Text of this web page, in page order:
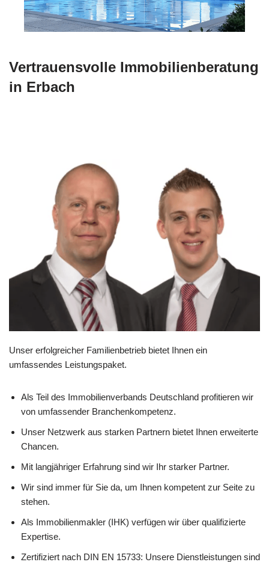
Vertrauensvolle Immobilienberatung
in Erbach
Unser erfolgreicher Familienbetrieb bietet Ihnen ein
umfassendes Leistungspaket.
Als Teil des Immobilienverbands Deutschland profitieren wir
von umfassender Branchenkompetenz.
Unser Netzwerk aus starken Partnern bietet Ihnen erweiterte
Chancen.
Mit langjähriger Erfahrung sind wir Ihr starker Partner.
Wir sind immer für Sie da, um Ihnen kompetent zur Seite zu
stehen.
Als Immobilienmakler (IHK) verfügen wir über qualifizierte
Expertise.
Zertifiziert nach DIN EN 15733: Unsere Dienstleistungen sind